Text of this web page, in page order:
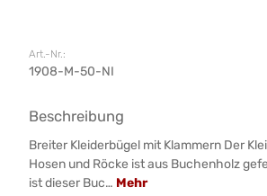
Art.-Nr.:
1908-M-50-NI
Beschreibung
Breiter Kleiderbügel mit Klammern Der
Hosen und Röcke ist aus Buchenholz
ist dieser Buc… Mehr